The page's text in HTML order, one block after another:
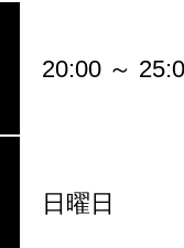
20:00 ～
日曜日